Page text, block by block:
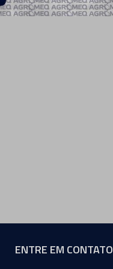
ENTRE EM CONTATO